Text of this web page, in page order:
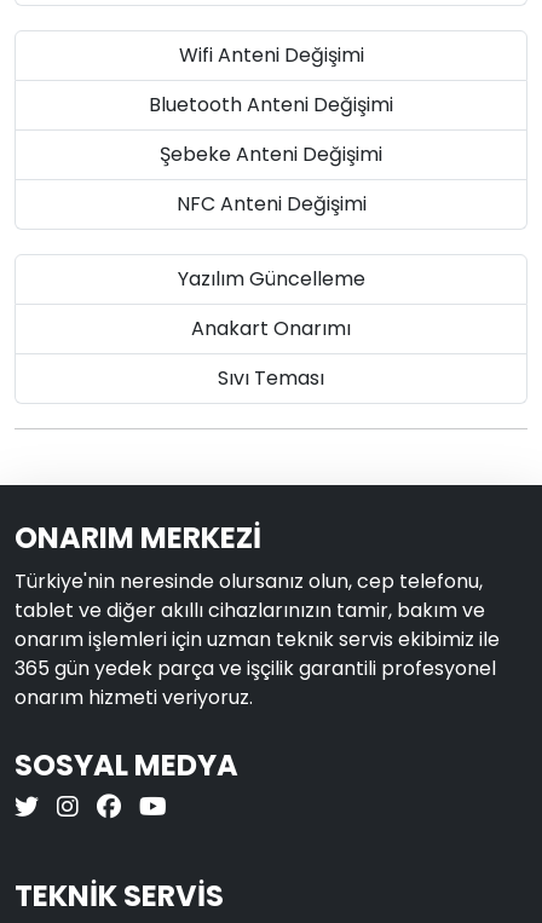
Wifi Anteni Değişimi
Bluetooth Anteni Değişimi
Şebeke Anteni Değişimi
NFC Anteni Değişimi
Yazılım Güncelleme
Anakart Onarımı
Sıvı Teması
ONARIM MERKEZİ
Türkiye'nin neresinde olursanız olun, cep telefonu,
tablet ve diğer akıllı cihazlarınızın tamir, bakım ve
onarım işlemleri için uzman teknik servis ekibimiz ile
365 gün yedek parça ve işçilik garantili profesyonel
onarım hizmeti veriyoruz.
SOSYAL MEDYA
TEKNİK SERVİS